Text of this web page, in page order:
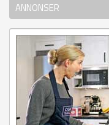
ANNONSER